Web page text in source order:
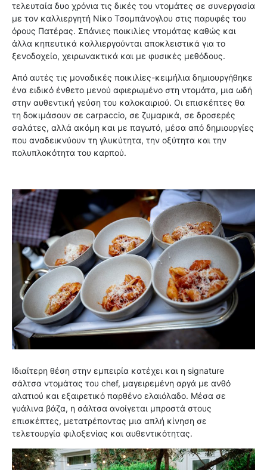
τελευταία δυο χρόνια τις δικές του ντομάτες σε συνεργασία
με τον καλλιεργητή Νίκο Τσομπάνογλου στις παρυφές του
όρους Πατέρας. Σπάνιες ποικιλίες ντομάτας καθώς και
άλλα κηπευτικά καλλιεργούνται αποκλειστικά για το
ξενοδοχείο, χειρωνακτικά και με φυσικές μεθόδους.
Από αυτές τις μοναδικές ποικιλίες-κειμήλια δημιουργήθηκε
ένα ειδικό ένθετο μενού αφιερωμένο στη ντομάτα, μια ωδή
στην αυθεντική γεύση του καλοκαιριού. Οι επισκέπτες θα
τη δοκιμάσουν σε carpaccio, σε ζυμαρικά, σε δροσερές
σαλάτες, αλλά ακόμη και με παγωτό, μέσα από δημιουργίες
που αναδεικνύουν τη γλυκύτητα, την οξύτητα και την
πολυπλοκότητα του καρπού.
Ιδιαίτερη θέση στην εμπειρία κατέχει και η signature
σάλτσα ντομάτας του chef, μαγειρεμένη αργά με ανθό
αλατιού και εξαιρετικό παρθένο ελαιόλαδο. Μέσα σε
γυάλινα βάζα, η σάλτσα ανοίγεται μπροστά στους
επισκέπτες, μετατρέποντας μια απλή κίνηση σε
τελετουργία φιλοξενίας και αυθεντικότητας.